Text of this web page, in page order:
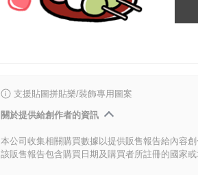
支援貼圖拼貼樂/裝飾專用圖案
關於提供給創作者的資訊
本公司收集相關購買數據以提供販售報告給內容創
該販售報告包含購買日期及購買者所註冊的國家